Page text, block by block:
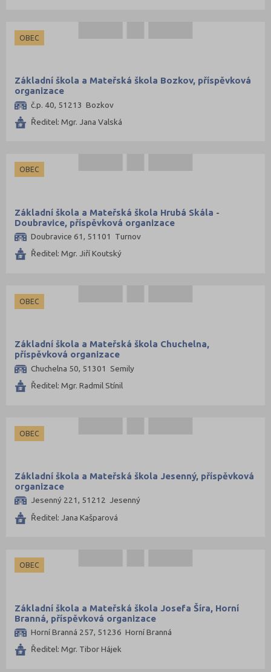
OBEC
Základní škola a Mateřská škola Bozkov, příspěvková
organizace
č.p. 40, 51213 Bozkov
Ředitel: Mgr. Jana Valská
OBEC
Základní škola a Mateřská škola Hrubá Skála -
Doubravice, příspěvková organizace
Doubravice 61, 51101 Turnov
Ředitel: Mgr. Jiří Koutský
OBEC
Základní škola a Mateřská škola Chuchelna,
příspěvková organizace
Chuchelna 50, 51301 Semily
Ředitel: Mgr. Radmil Stínil
OBEC
Základní škola a Mateřská škola Jesenný, příspěvková
organizace
Jesenný 221, 51212 Jesenný
Ředitel: Jana Kašparová
OBEC
Základní škola a Mateřská škola Josefa Šíra, Horní
Branná, příspěvková organizace
Horní Branná 257, 51236 Horní Branná
Ředitel: Mgr. Tibor Hájek